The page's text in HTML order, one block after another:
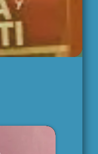
BRUNCH
1:00 pm - 3:00 pm
5:00 pm - 7:00 pm